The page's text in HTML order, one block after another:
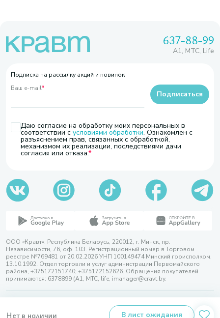
Нет в наличии В лист ожидания
637-88-99
A1, МТС, Life
Подписка на рассылку акций и новинок
Ваш e-mail*
Даю согласие на обработку моих персональных в
соответствии с условиями обработки. Ознакомлен с
разъяснением прав, связанных с обработкой,
механизмом их реализации, последствиями дачи
согласия или отказа.
Подписаться
ООО «Кравт». Республика Беларусь, 220012, г. Минск, пр.
Независимости, 76, оф. 103. Регистрационный номер в Торговом
реестре №769481 от 20.02.2026 УНП 100149474 Минский горисполком,
13.10.1992. Отдел торговли и услуг администрации Первомайского
района, +375172151740; +375172152626. Обращения покупателей
принимаются: 6378899 (А1, МТС, life, imanager@cravt.by.
Разработка сайта — SLAM